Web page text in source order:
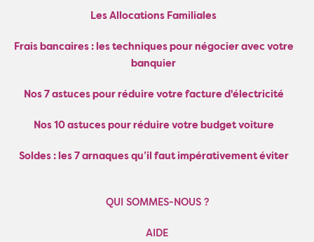
Les Allocations Familiales
Frais bancaires : les techniques pour négocier avec votre
banquier
Nos 7 astuces pour réduire votre facture d'électricité
Nos 10 astuces pour réduire votre budget voiture
Soldes : les 7 arnaques qu’il faut impérativement éviter
QUI SOMMES-NOUS ?
AIDE